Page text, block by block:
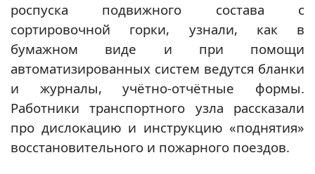
роспуска подвижного состава с
сортировочной горки, узнали, как в
бумажном виде и при помощи
автоматизированных систем ведутся бланки
и журналы, учëтно-отчëтные формы.
Работники транспортного узла рассказали
про дислокацию и инструкцию «поднятия»
восстановительного и пожарного поездов.